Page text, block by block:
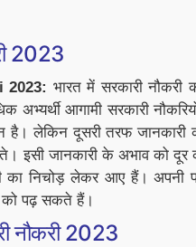
2023
2023: भारत में सरकारी नौकरी
अभ्यर्थी आगामी सरकारी
है। लेकिन दूसरी तरफ
इसी जानकारी के अभाव को
का निचोड़ लेकर आए हैं। अपनी
को पढ़ सकते हैं।
नौकरी 2023